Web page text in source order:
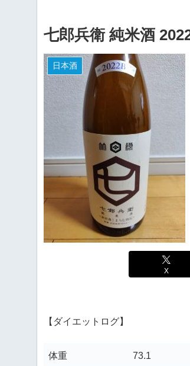
七郎兵衛 純米酒
日本酒
X
【ダイエットログ】
体重 73.1